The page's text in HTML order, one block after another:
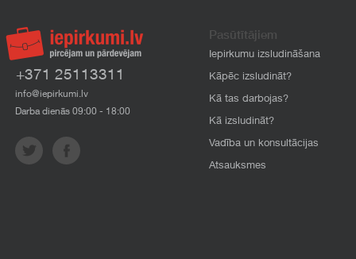
+371 25113311
info@iepirkumi.lv
Darba dienās 09:00 - 18:00
Pasūtītājiem
Iepirkumu izsludināšana
Kāpēc izsludināt?
Kā tas darbojas?
Kā izsludināt?
Vadība un konsultācijas
Atsauksmes